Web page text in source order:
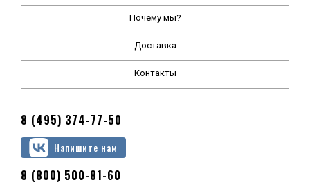
Почему мы?
Доставка
Контакты
8 (495) 374-77-50
Напишите нам
8 (800) 500-81-60